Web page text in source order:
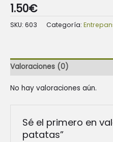
1.50€
SKU: 603 Categoría:
Valoraciones (0)
No hay valoraciones aún.
Sé el primero en
patatas”